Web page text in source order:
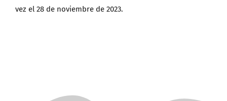
vez el 28 de noviembre de 2023.